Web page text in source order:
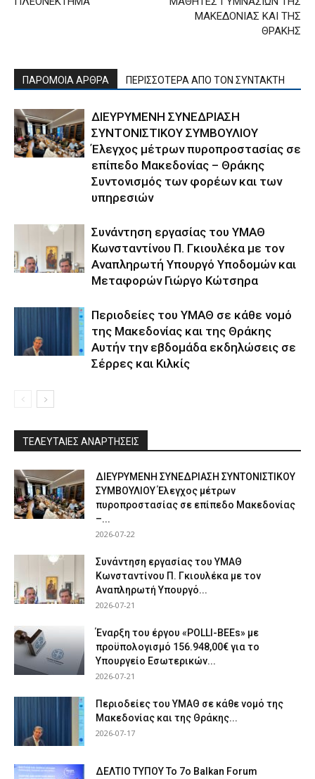
ΜΑΚΕΔΟΝΙΑΣ ΚΑΙ ΤΗΣ
ΘΡΑΚΗΣ
ΠΑΡΟΜΟΙΑ ΑΡΘΡΑ ΠΕΡΙΣΣΟΤΕΡΑ ΑΠΟ ΤΟΝ ΣΥΝΤΑΚΤΗ
ΔΙΕΥΡΥΜΕΝΗ ΣΥΝΕΔΡΙΑΣΗ
ΣΥΝΤΟΝΙΣΤΙΚΟΥ ΣΥΜΒΟΥΛΙΟΥ
Έλεγχος μέτρων πυροπροστασίας σε
επίπεδο Μακεδονίας – Θράκης
Συντονισμός των φορέων και των
υπηρεσιών
Συνάντηση εργασίας του ΥΜΑΘ
Κωνσταντίνου Π. Γκιουλέκα με τον
Αναπληρωτή Υπουργό Υποδομών και
Μεταφορών Γιώργο Κώτσηρα
Περιοδείες του ΥΜΑΘ σε κάθε νομό
της Μακεδονίας και της Θράκης
Αυτήν την εβδομάδα εκδηλώσεις σε
Σέρρες και Κιλκίς
ΤΕΛΕΥΤΑΙΕΣ ΑΝΑΡΤΗΣΕΙΣ
ΔΙΕΥΡΥΜΕΝΗ ΣΥΝΕΔΡΙΑΣΗ ΣΥΝΤΟΝΙΣΤΙΚΟΥ
ΣΥΜΒΟΥΛΙΟΥ Έλεγχος μέτρων
πυροπροστασίας σε επίπεδο Μακεδονίας
–...
2026-07-22
Συνάντηση εργασίας του ΥΜΑΘ
Κωνσταντίνου Π. Γκιουλέκα με τον
Αναπληρωτή Υπουργό...
2026-07-21
Έναρξη του έργου «POLLI-BEEs» με
προϋπολογισμό 156.948,00€ για το
Υπουργείο Εσωτερικών...
2026-07-21
Περιοδείες του ΥΜΑΘ σε κάθε νομό της
Μακεδονίας και της Θράκης...
2026-07-17
ΔΕΛΤΙΟ ΤΥΠΟΥ Το 7ο Balkan Forum